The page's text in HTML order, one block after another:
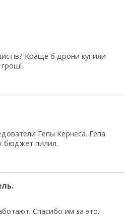
Краще б дрони купили
Гепы Кернеса. Гепа
бюджет пилил.
Спасибо им за это.